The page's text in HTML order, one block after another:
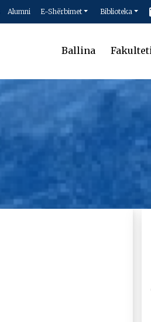
Alumni E-Shërbimet Biblioteka
Ballina